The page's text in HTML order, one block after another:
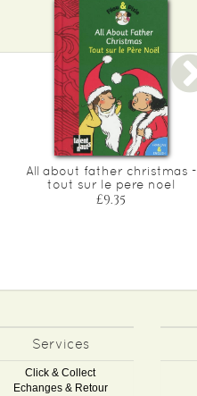
All about father christmas -
tout sur le pere noel
£9.35
Services
Click & Collect
Echanges & Retour